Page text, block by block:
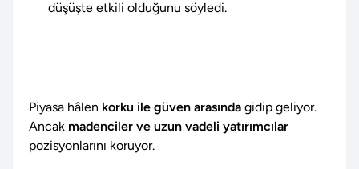
düşüşte etkili olduğunu söyledi.
Piyasa hâlen korku ile güven arasında gidip geliyor.
Ancak madenciler ve uzun vadeli yatırımcılar
pozisyonlarını koruyor.